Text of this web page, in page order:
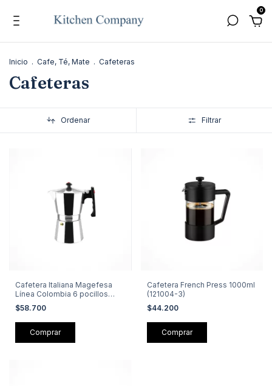
0
Inicio . Cafe, Té, Mate . Cafeteras
Cafeteras
Ordenar Filtrar
Cafetera Italiana Magefesa
Línea Colombia 6 pocillos
(300006B)
$58.700
Cafetera French Press 1000ml
(121004-3)
$44.200